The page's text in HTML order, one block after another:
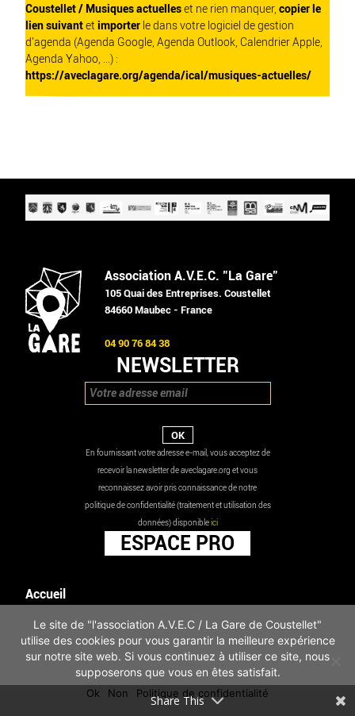
Coustellet / Musiques actuelleset ne rien manquer, copier le
lien suivantet importer le dans votre logiciel de gestion
d'agenda (Agenda Google, Agenda Outlook, Calendrier Apple,
Agenda Yahoo, ...) :
https://aveclagare.org/agenda/ical/musiques-actuelles/
Association A.V.E.C. "La Gare"
105 Quai des Entreprises. Coustellet
84660 Maubec - France
04 90 76 84 38
NEWSLETTER
En fournissant votre adresse e-mail, vous acceptez de
recevoir la newsletter de aveclagare.org et vous
reconnaissez avoir pris connaissance de notre
politique de confidentialité (traitement et utilisation des
données) disponibleici
ESPACE PRO
Accueil
Les actualités
Mentions légales
Infos pratiques
Politique de confidentialité
Share This
Le site de "l'association A.V.E.C / La Gare de Coustellet"
utilise des cookies pour vous garantir la meilleure expérience
sur notre site web. Si vous continuez à utiliser ce site, nous
supposerons que vous en êtes satisfait.
Ok Non Politique de confidentialité